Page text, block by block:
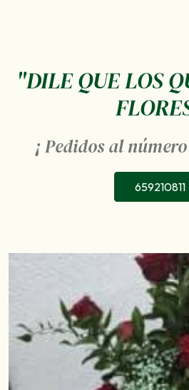
"DILE QUE LOS
¡ Pedidos al
659210811